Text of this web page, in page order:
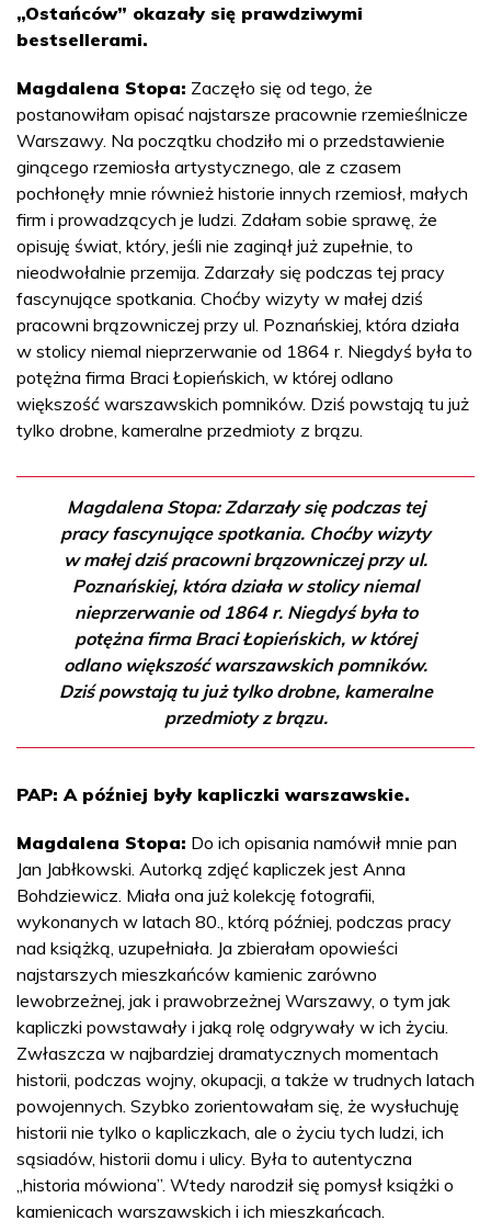
„Ostańców” okazały się prawdziwymi
bestsellerami.
Magdalena Stopa: Zaczęło się od tego, że
postanowiłam opisać najstarsze pracownie rzemieślnicze
Warszawy. Na początku chodziło mi o przedstawienie
ginącego rzemiosła artystycznego, ale z czasem
pochłonęły mnie również historie innych rzemiosł, małych
firm i prowadzących je ludzi. Zdałam sobie sprawę, że
opisuję świat, który, jeśli nie zaginął już zupełnie, to
nieodwołalnie przemija. Zdarzały się podczas tej pracy
fascynujące spotkania. Choćby wizyty w małej dziś
pracowni brązowniczej przy ul. Poznańskiej, która działa
w stolicy niemal nieprzerwanie od 1864 r. Niegdyś była to
potężna firma Braci Łopieńskich, w której odlano
większość warszawskich pomników. Dziś powstają tu już
tylko drobne, kameralne przedmioty z brązu.
Magdalena Stopa: Zdarzały się podczas tej
pracy fascynujące spotkania. Choćby wizyty
w małej dziś pracowni brązowniczej przy ul.
Poznańskiej, która działa w stolicy niemal
nieprzerwanie od 1864 r. Niegdyś była to
potężna firma Braci Łopieńskich, w której
odlano większość warszawskich pomników.
Dziś powstają tu już tylko drobne, kameralne
przedmioty z brązu.
PAP: A później były kapliczki warszawskie.
Magdalena Stopa: Do ich opisania namówił mnie pan
Jan Jabłkowski. Autorką zdjęć kapliczek jest Anna
Bohdziewicz. Miała ona już kolekcję fotografii,
wykonanych w latach 80., którą później, podczas pracy
nad książką, uzupełniała. Ja zbierałam opowieści
najstarszych mieszkańców kamienic zarówno
lewobrzeżnej, jak i prawobrzeżnej Warszawy, o tym jak
kapliczki powstawały i jaką rolę odgrywały w ich życiu.
Zwłaszcza w najbardziej dramatycznych momentach
historii, podczas wojny, okupacji, a także w trudnych latach
powojennych. Szybko zorientowałam się, że wysłuchuję
historii nie tylko o kapliczkach, ale o życiu tych ludzi, ich
sąsiadów, historii domu i ulicy. Była to autentyczna
„historia mówiona”. Wtedy narodził się pomysł książki o
kamienicach warszawskich i ich mieszkańcach.